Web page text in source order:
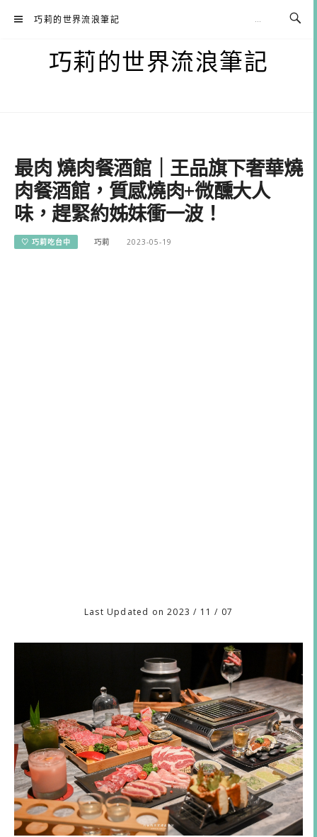
巧莉的世界流浪筆記
巧莉的世界流浪筆記
最肉 燒肉餐酒館｜王品旗下奢華燒
肉餐酒館，質感燒肉+微醺大人
味，趕緊約姊妹衝一波！
♡ 巧莉吃台中 巧莉 2023-05-19
Last Updated on 2023 / 11 / 07